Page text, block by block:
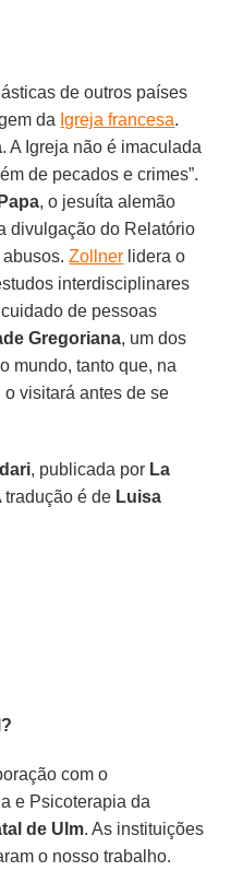
de outros países
da Igreja francesa.
. A Igreja não é imaculada
de pecados e crimes”.
Papa, o jesuíta alemão
divulgação do Relatório
abusos.Zollner lidera o
interdisciplinares
de pessoas
Gregoriana, um dos
mundo, tanto que, na
o visitará antes de se
, publicada por La
tradução é de Luisa
com o
e Psicoterapia da
de Ulm. As instituições
o nosso trabalho.